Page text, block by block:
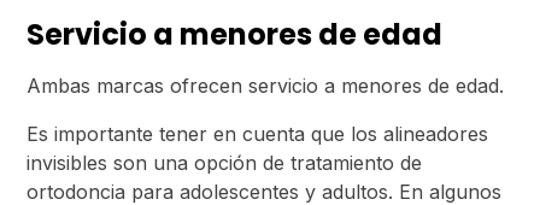
Servicio a menores de edad
Ambas marcas ofrecen servicio a menores de edad.
Es importante tener en cuenta que los alineadores
invisibles son una opción de tratamiento de
ortodoncia para adolescentes y adultos. En algunos